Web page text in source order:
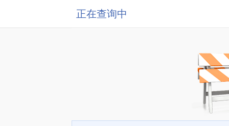
正在查询中